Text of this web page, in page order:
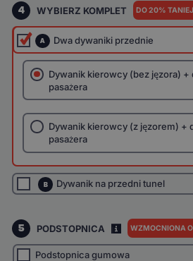
4 WYBIERZ KOMPLET DO 20%
A Dwa dywaniki przednie
Dywanik kierowcy (bez jęzora) +
pasażera
Dywanik kierowcy (z jęzorem) +
pasażera
B Dywanik na przedni tunel
5 PODSTOPNICA WZMOCNIONA
Podstopnica gumowa